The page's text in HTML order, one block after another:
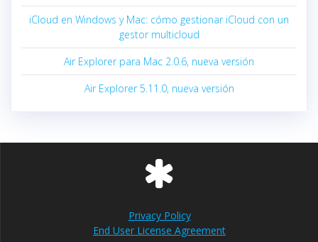
iCloud en Windows y Mac: cómo gestionar iCloud con un
gestor multicloud
Air Explorer para Mac 2.0.6, nueva versión
Air Explorer 5.11.0, nueva versión
Privacy Policy
End User License Agreement